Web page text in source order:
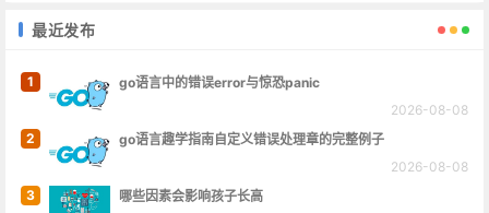
最近发布
1
go语言中的错误error与惊恐panic
2026-08-08
2
go语言趣学指南自定义错误处理章的完整例子
2026-08-08
3
哪些因素会影响孩子长高